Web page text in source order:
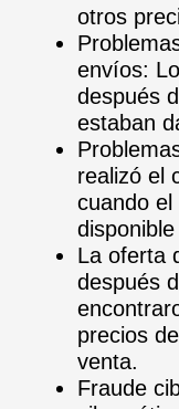
otros
envíos:
después
estaban
realizó el
cuando
La oferta
después
precios
venta.
Fraude